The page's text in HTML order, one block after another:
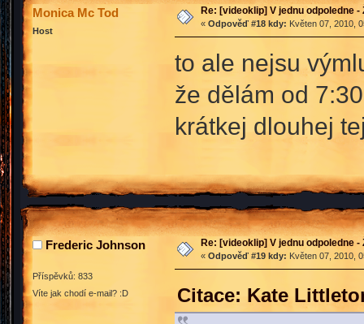
Monica Mc Tod
Host
Re: [videoklip] V jednu odpoledne
« Odpověď #18 kdy: Květen 07, 2010,
to ale nejsu
že dělám od
krátkej dlouhej
Frederic Johnson
Příspěvků: 833
Víte jak chodí e-mail? :D
Re: [videoklip] V jednu odpoledne
« Odpověď #19 kdy: Květen 07, 2010,
Citace: Kate